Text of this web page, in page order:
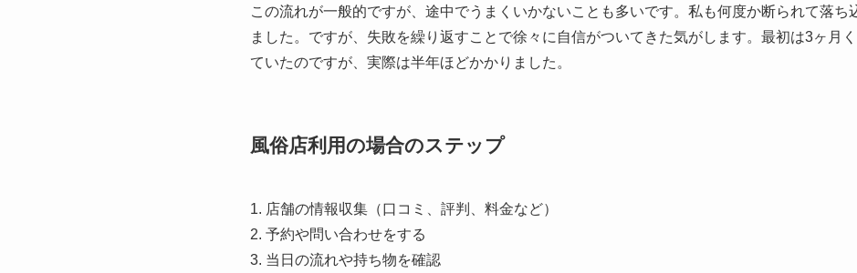
この流れが一般的ですが、途中でうまくいかないことも多いです。私も何度か断られて落ち
ました。ですが、失敗を繰り返すことで徐々に自信がついてきた気がします。最初は3ヶ月
ていたのですが、実際は半年ほどかかりました。
風俗店利用の場合のステップ
1. 店舗の情報収集（口コミ、評判、料金など）
2. 予約や問い合わせをする
3. 当日の流れや持ち物を確認